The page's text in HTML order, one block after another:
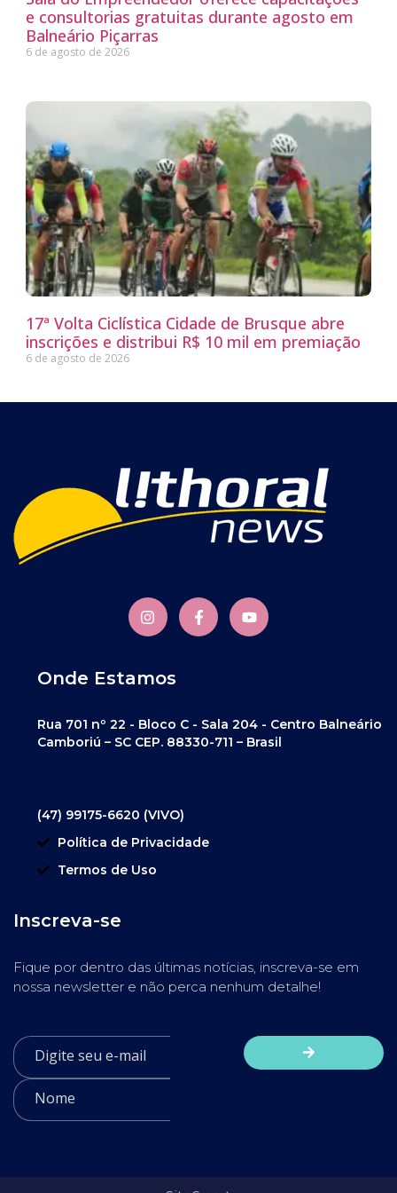
e consultorias gratuitas durante agosto em
Balneário Piçarras
6 de agosto de 2026
17ª Volta Ciclística Cidade de Brusque abre
inscrições e distribui R$ 10 mil em premiação
6 de agosto de 2026
Onde Estamos
Rua 701 nº 22 - Bloco C - Sala 204 - Centro Balneário
Camboriú – SC CEP. 88330-711 – Brasil
(47) 99175-6620 (VIVO)
Política de Privacidade
Termos de Uso
Inscreva-se
Fique por dentro das últimas notícias, inscreva-se em
nossa newsletter e não perca nenhum detalhe!